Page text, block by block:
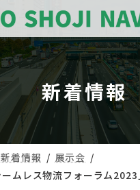
新着情報
新着情報
展示会
ームレス物流フォーラム